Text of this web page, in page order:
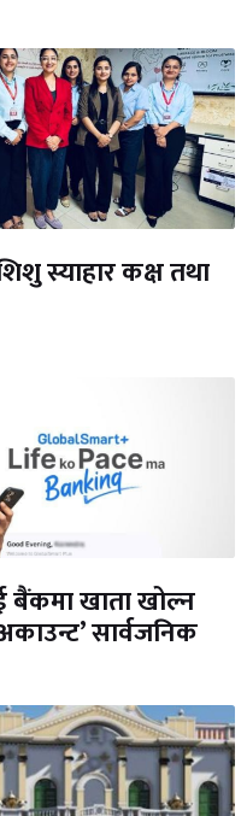
स्याहार कक्ष तथा
खाता खोल्न
सार्वजनिक